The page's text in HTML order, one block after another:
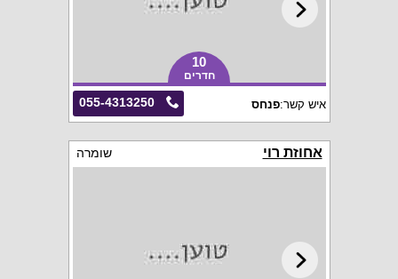
10
חדרים
055-4313250 איש קשר:פנחס
אחוזת רוי שומרה